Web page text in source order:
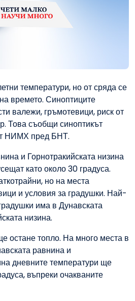
температури, но от сряда се
времето. Синоптиците
валежи, гръмотевици, риск от
Това съобщи синоптикът
НИМХ пред БНТ.
и Горнотракийската низина
като около 30 градуса.
но на места
и условия за градушки. Най-
има в Дунавската
низина.
остане топло. На много места в
равнина и
дневните температури ще
въпреки очакваните